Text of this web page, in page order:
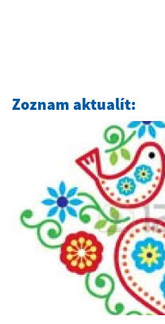
Zoznam aktualít: